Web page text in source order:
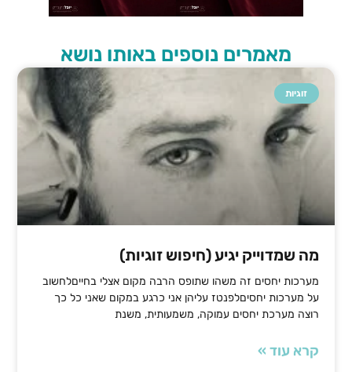
מאמרים נוספים באותו נושא
זוגיות
מה שמדוייק יגיע (חיפוש זוגיות)
מערכות יחסים זה משהו שתופס הרבה מקום אצלי בחייםלחשוב
על מערכות יחסיםלפנטז עליהן אני כרגע במקום שאני כל כך
רוצה מערכת יחסים עמוקה, משמעותית, משנת
קרא עוד »